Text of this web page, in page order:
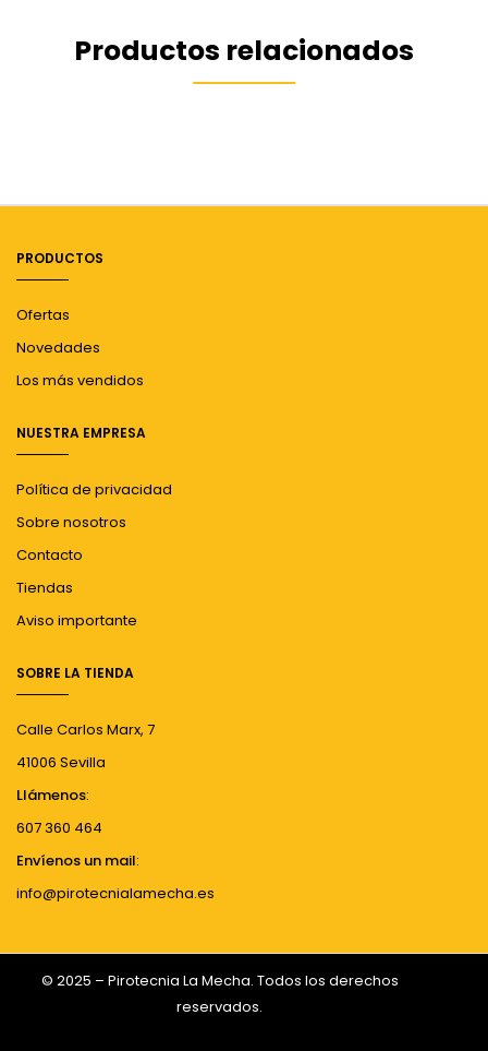
Productos relacionados
PRODUCTOS
Ofertas
Novedades
Los más vendidos
NUESTRA EMPRESA
Política de privacidad
Sobre nosotros
Contacto
Tiendas
Aviso importante
SOBRE LA TIENDA
Calle Carlos Marx, 7
41006 Sevilla
Llámenos:
607 360 464
Envíenos un mail:
info@pirotecnialamecha.es
© 2025 – Pirotecnia La Mecha. Todos los derechos
reservados.